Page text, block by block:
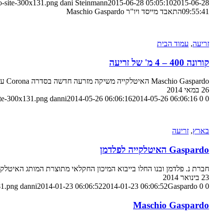
site-300x131.png dani Steinmann2015-06-28 05:05:102015-06-28
09:55:41התאבד מייסד ויו"ר Maschio Gaspardo
זריעה, עמוד הבית
קורונה 400 – 4 מ' של זריעה
Maschio Gaspardo האיטלקייה משיקה מזרעה חדשה בסדרה Corona עם רוחב עבודה של 4.0 מטרים
26 במאי 2014
0
0
300x131.png danni2014-05-26 06:06:162014-05-26 06:06:16
בארץ, זריעה
Gaspardo האיטלקייה לפלדמן
חברת נ. פלדמן ובנו החלו בייבוא המיכון החקלאי מתוצרת המותג
23 בינואר 2014
0
0
danni2014-01-23 06:06:522014-01-23 06:06:52Gaspardo האיטלקייה לפלדמן
Maschio Gaspardo